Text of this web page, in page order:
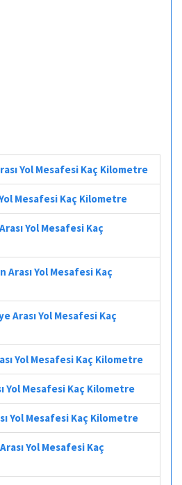
Yol Mesafesi Kaç Kilometre
Mesafesi Kaç Kilometre
Yol Mesafesi Kaç
Yol Mesafesi Kaç
Arası Yol Mesafesi Kaç
Yol Mesafesi Kaç Kilometre
Yol Mesafesi Kaç Kilometre
Yol Mesafesi Kaç Kilometre
Yol Mesafesi Kaç